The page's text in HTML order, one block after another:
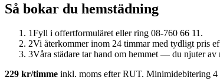
Så bokar du hemstädning
1Fyll i offertformuläret eller ring 08-760 66 11.
2Vi återkommer inom 24 timmar med tydligt pris
3Våra städare tar hand om hemmet — du njuter av
229 kr/timme inkl. moms efter RUT. Minimidebitering 4